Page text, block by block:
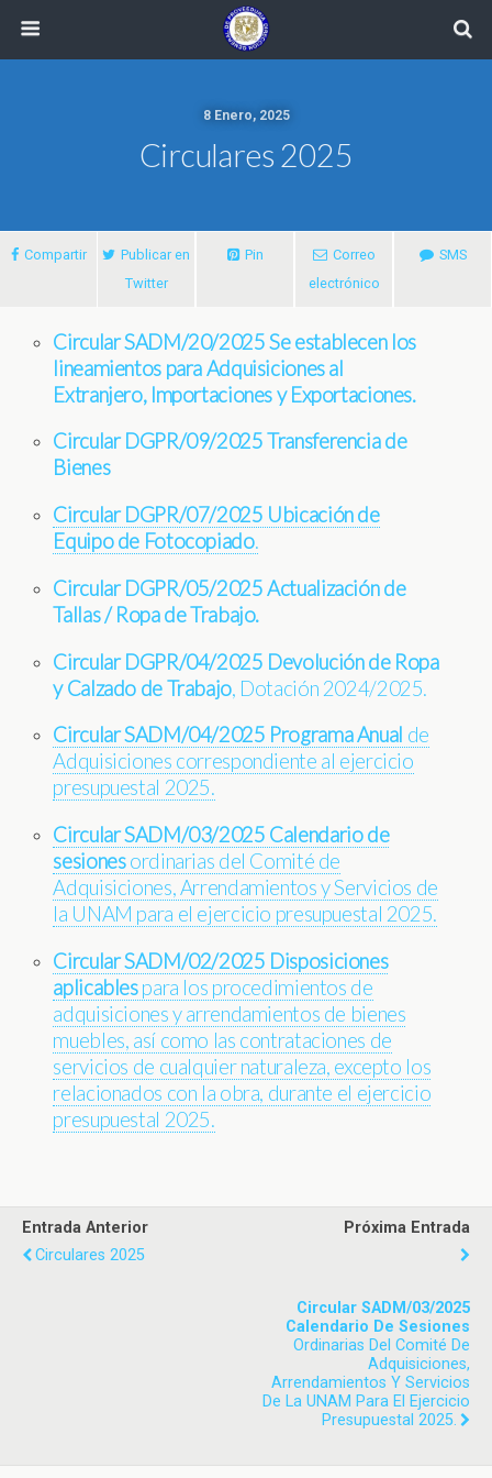
8 Enero, 2025
Circulares 2025
Compartir
Publicar en
Twitter
Pin
Correo
electrónico
SMS
Circular SADM/20/2025 Se establecen los
lineamientos para Adquisiciones al
Extranjero, Importaciones y Exportaciones.
Circular DGPR/09/2025 Transferencia de
Bienes
Circular DGPR/07/2025 Ubicación de
Equipo de Fotocopiado.
Circular DGPR/05/2025 Actualización de
Tallas / Ropa de Trabajo.
Circular DGPR/04/2025 Devolución de Ropa
y Calzado de Trabajo, Dotación 2024/2025.
Circular SADM/04/2025 Programa Anual de
Adquisiciones correspondiente al ejercicio
presupuestal 2025.
Circular SADM/03/2025 Calendario de
sesionesordinarias del Comité de
Adquisiciones, Arrendamientos y Servicios de
la UNAM para el ejercicio presupuestal 2025.
Circular SADM/02/2025 Disposiciones
aplicablespara los procedimientos de
adquisiciones y arrendamientos de bienes
muebles, así como las contrataciones de
servicios de cualquier naturaleza, excepto los
relacionados con la obra, durante el ejercicio
presupuestal 2025.
Entrada Anterior
Circulares 2025
Próxima Entrada
Circular SADM/03/2025
Calendario De Sesiones
Ordinarias Del Comité De
Adquisiciones,
Arrendamientos Y Servicios
De La UNAM Para El Ejercicio
Presupuestal 2025.